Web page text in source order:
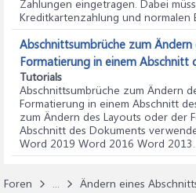
Zahlungen eingetragen. Dabei
Kreditkartenzahlung und normalen
Abschnittsumbrüche zum
Formatierung in einem Abschnitt
Tutorials
Abschnittsumbrüche zum Ändern
Formatierung in einem Abschnitt
zum Ändern des Layouts oder der
Abschnitt des Dokuments
Word 2019 Word 2016 Word
Foren ... Ändern eines